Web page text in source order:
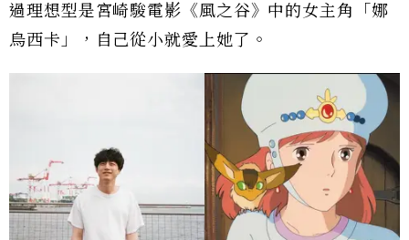
過理想型是宮崎駿電影《風之谷》中的女主角「娜
烏西卡」，自己從小就愛上她了。